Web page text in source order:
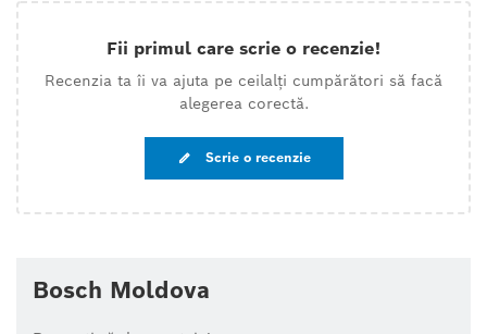
Fii primul care scrie o recenzie!
Recenzia ta îi va ajuta pe ceilalți cumpărători să facă
alegerea corectă.
Scrie o recenzie
Bosch Moldova